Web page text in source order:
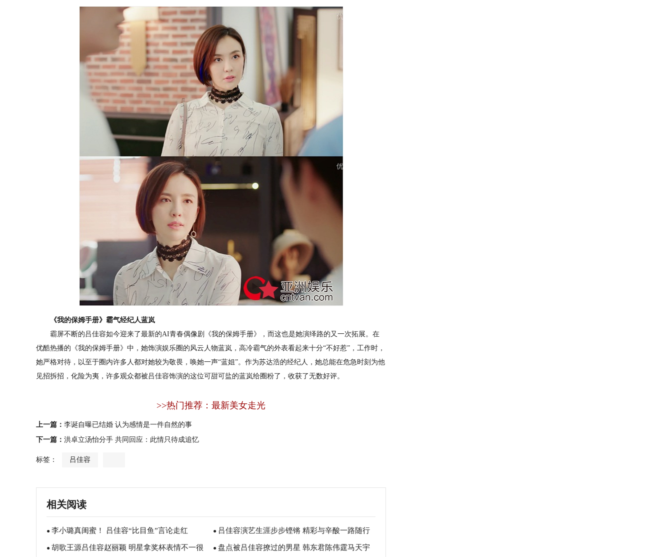
《我的保姆手册》霸气经纪人蓝岚
霸屏不断的吕佳容如今迎来了最新的AI青春偶像剧《我的保姆手册》，而这也是她演绎路的又一次拓展。在
优酷热播的《我的保姆手册》中，她饰演娱乐圈的风云人物蓝岚，高冷霸气的外表看起来十分“不好惹”，工作时，
她严格对待，以至于圈内许多人都对她较为敬畏，唤她一声“蓝姐”。作为苏达浩的经纪人，她总能在危急时刻为他
见招拆招，化险为夷，许多观众都被吕佳容饰演的这位可甜可盐的蓝岚给圈粉了，收获了无数好评。
>>热门推荐：最新美女走光
上一篇： 李诞自曝已结婚 认为感情是一件自然的事
下一篇： 洪卓立汤怡分手 共同回应：此情只待成追忆
标签： 吕佳容
相关阅读
● 李小璐真闺蜜！ 吕佳容“比目鱼”言论走红 ● 吕佳容演艺生涯步步铿锵 精彩与辛酸一路随行
● 胡歌王源吕佳容赵丽颖 明星拿奖杯表情不一很 ● 盘点被吕佳容撩过的男星 韩东君陈伟霆马天宇